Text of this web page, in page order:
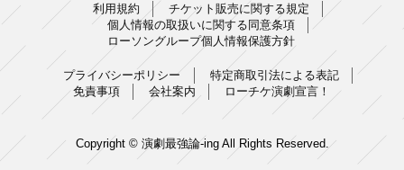
利用規約
チケット販売に関する規定
個人情報の取扱いに関する同意条項
ローソングループ個人情報保護方針
プライバシーポリシー
特定商取引法による表記
免責事項
会社案内 ローチケ演劇宣言！
Copyright © 演劇最強論-ing All Rights Reserved.